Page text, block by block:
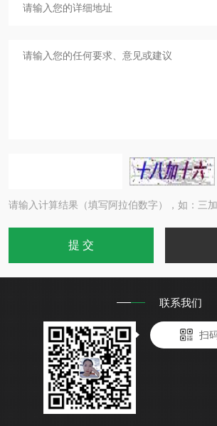
请输入计算结果（填写阿拉伯数字），如：三
联系我们
扫